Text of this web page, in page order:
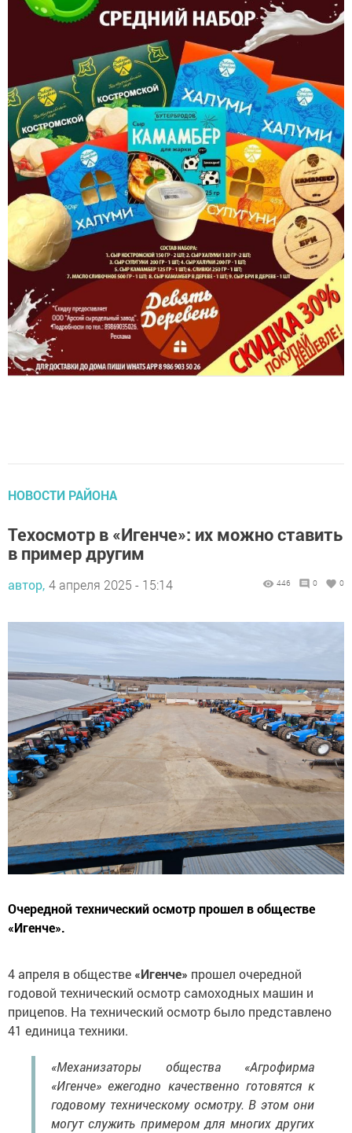
НОВОСТИ РАЙОНА
Техосмотр в «Игенче»: их можно ставить
в пример другим
автор, 4 апреля 2025 - 15:14 446 0 0
Очередной технический осмотр прошел в обществе
«Игенче».
4 апреля в обществе «Игенче» прошел очередной
годовой технический осмотр самоходных машин и
прицепов. На технический осмотр было представлено
41 единица техники.
«Механизаторы общества «Агрофирма
«Игенче» ежегодно качественно готовятся к
годовому техническому осмотру. В этом они
могут служить примером для многих других